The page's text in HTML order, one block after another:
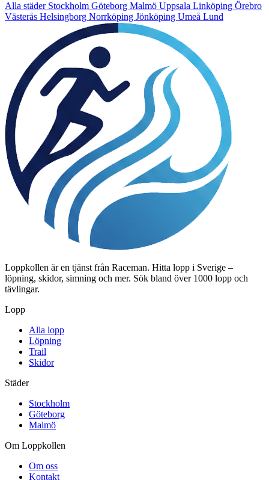
Alla städer Stockholm Göteborg Malmö Uppsala Linköping Örebro
Västerås Helsingborg Norrköping Jönköping Umeå Lund
Loppkollen är en tjänst från Raceman. Hitta lopp i Sverige –
löpning, skidor, simning och mer. Sök bland över 1000 lopp och
tävlingar.
Lopp
Alla lopp
Löpning
Trail
Skidor
Städer
Stockholm
Göteborg
Malmö
Om Loppkollen
Om oss
Kontakt